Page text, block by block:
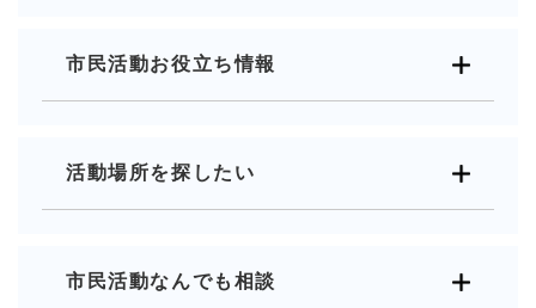
市民活動お役立ち情報
活動場所を探したい
市民活動なんでも相談